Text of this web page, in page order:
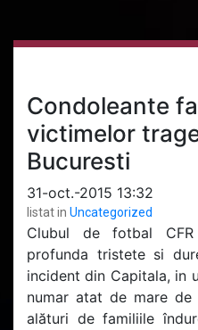
Condoleante
victimelor
Bucuresti
31-oct.-2015 13:32
listat in Uncategorized
Clubul de fotbal
profunda tristete si
incident din Capitala, in
numar atat de mare de
alături de familiile